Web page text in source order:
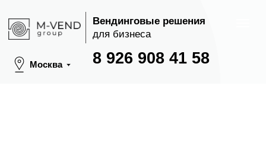
8 926 908 41 58
Вендинговые решения
для бизнеса